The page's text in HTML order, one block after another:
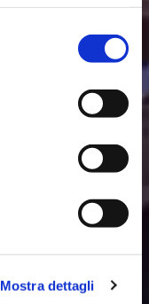
Mostra dettagli